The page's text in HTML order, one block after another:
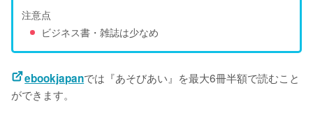
注意点
ビジネス書・雑誌は少なめ
ebookjapanでは『あそびあい』を最大6冊半額で読むこと
ができます。